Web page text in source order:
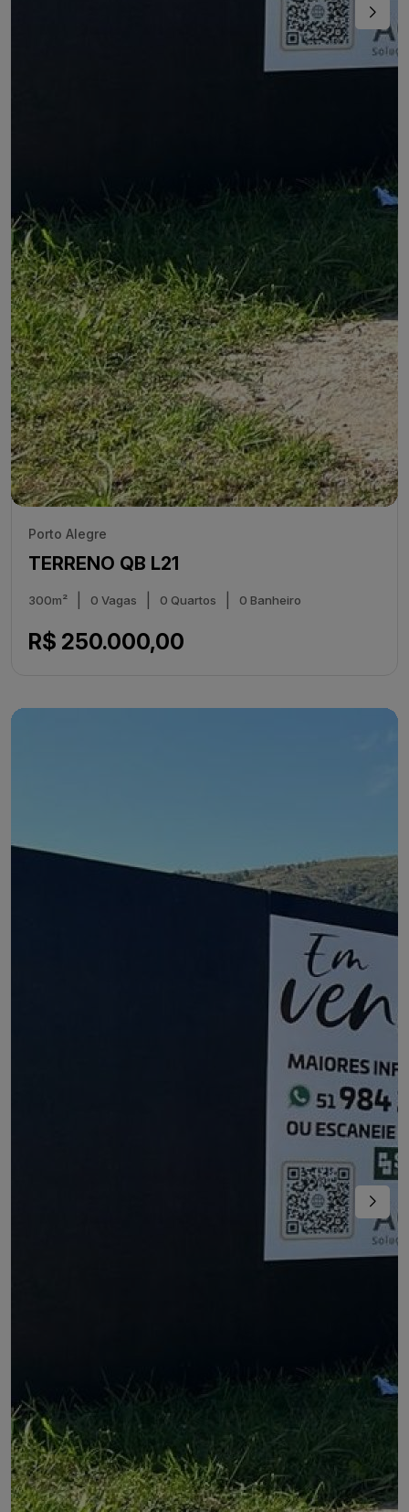
Porto Alegre
TERRENO QB L21
300m² 0 Vagas 0 Quartos 0 Banheiro
R$ 250.000,00